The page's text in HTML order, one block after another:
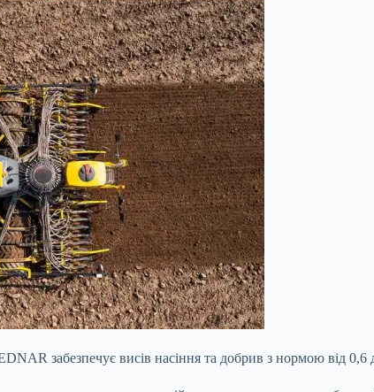
забезпечує висів насіння та добрив з нормою від 0,6